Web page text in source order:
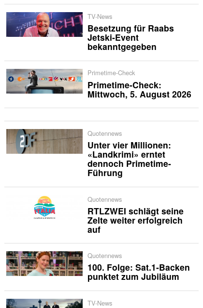
TV-News
Besetzung für Raabs
Jetski-Event
bekanntgegeben
Primetime-Check
Primetime-Check:
Mittwoch, 5. August 2026
Quotennews
Unter vier Millionen:
«Landkrimi» erntet
dennoch Primetime-
Führung
Quotennews
RTLZWEI schlägt seine
Zelte weiter erfolgreich
auf
Quotennews
100. Folge: Sat.1-Backen
punktet zum Jubiläum
TV-News